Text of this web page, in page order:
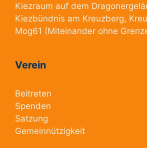
Kiezraum auf dem
Kiezbündnis am Kreuzberg,
Mog61 (Miteinander ohne
Verein
Beitreten
Spenden
Satzung
Gemeinnützigkeit